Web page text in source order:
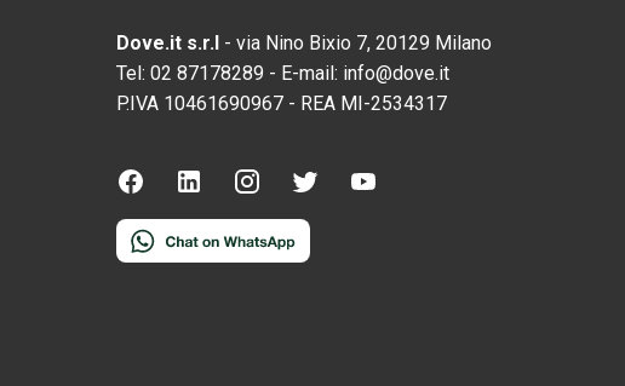
Dove.it s.r.l - via Nino Bixio 7, 20129 Milano
Tel: 02 87178289 - E-mail: info@dove.it
P.IVA 10461690967 - REA MI-2534317